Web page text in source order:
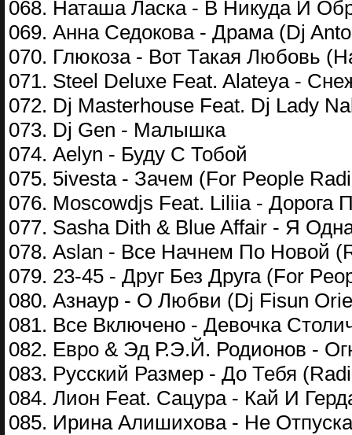
068. Наташа Ласка - В Никуда И
069. Анна Седокова - Драма (Dj
070. Глюкоза - Вот Такая Любовь
071. Steel Deluxe Feat. Alateya -
072. Dj Masterhouse Feat. Dj Lady
073. Dj Gen - Малышка
074. Aelyn - Буду С Тобой
075. 5ivesta - Зачем (For People
076. Moscowdjs Feat. Liliia - Дорога
077. Sasha Dith & Blue Affair - Я
078. Aslan - Все Начнем По Новой
079. 23-45 - Друг Без Друга (For
080. Азнаур - О Любви (Dj Fisun
081. Все Включено - Девочка
082. Евро & Эд Р.Э.Й. Родионов -
083. Русский Размер - До Тебя
084. Лион Feat. Сацура - Кай И
085. Ирина Алишихова - Не